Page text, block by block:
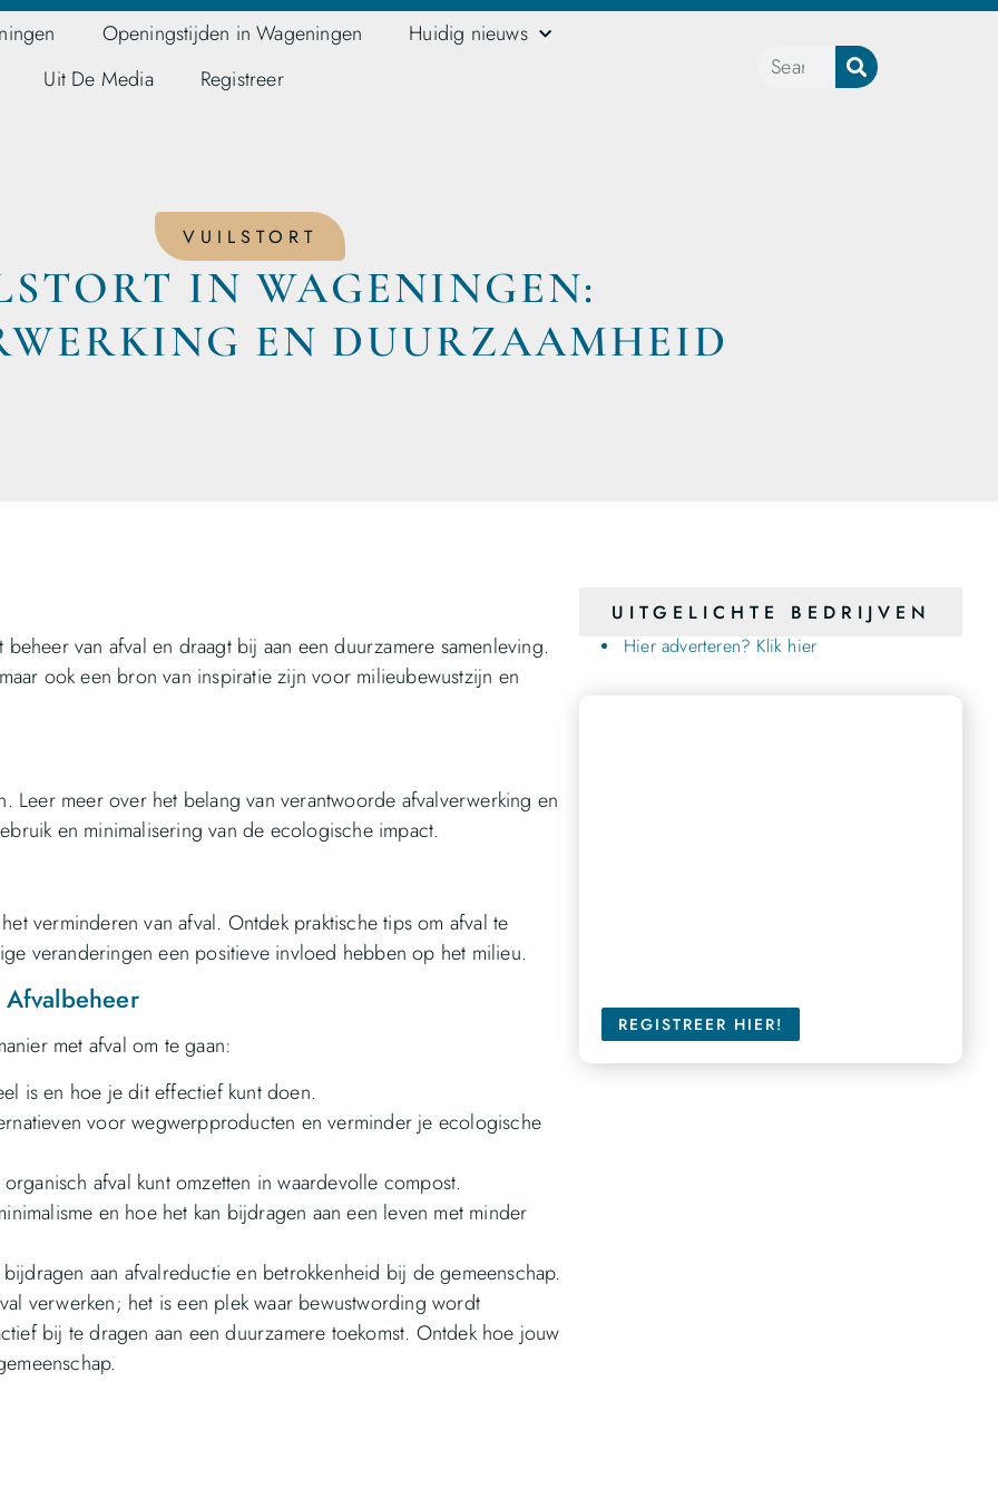
Openingstijden in Wageningen
Huidig nieuws
Uit De Media
Registreer
VUILSTORT
IN WAGENINGEN:
EN DUURZAAMHEID
van afval en draagt bij aan een duurzamere samenleving.
ook een bron van inspiratie zijn voor milieubewustzijn en
Leer meer over het belang van verantwoorde afvalverwerking en
en minimalisering van de ecologische impact.
verminderen van afval. Ontdek praktische tips om afval te
veranderingen een positieve invloed hebben op het milieu.
met afval om te gaan:
is en hoe je dit effectief kunt doen.
voor wegwerpproducten en verminder je ecologische
afval kunt omzetten in waardevolle compost.
en hoe het kan bijdragen aan een leven met minder
aan afvalreductie en betrokkenheid bij de gemeenschap.
verwerken; het is een plek waar bewustwording wordt
bij te dragen aan een duurzamere toekomst. Ontdek hoe jouw
UITGELICHTE BEDRIJVEN
Hier adverteren? Klik hier
REGISTREER HIER!